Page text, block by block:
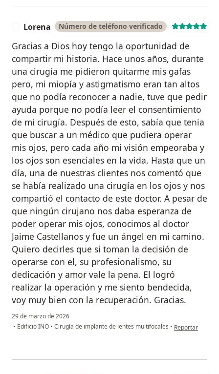
Lorena Número de teléfono verificado
Gracias a Dios hoy tengo la oportunidad de
compartir mi historia. Hace unos años, durante
una cirugía me pidieron quitarme mis gafas
pero, mi miopía y astigmatismo eran tan altos
que no podía reconocer a nadie, tuve que pedir
ayuda porque no podía leer el consentimiento
de mi cirugía. Después de esto, sabía que tenia
que buscar a un médico que pudiera operar
mis ojos, pero cada año mi visión empeoraba y
los ojos son esenciales en la vida. Hasta que un
día, una de nuestras clientes nos comentó que
se había realizado una cirugía en los ojos y nos
compartió el contacto de este doctor. A pesar de
que ningún cirujano nos daba esperanza de
poder operar mis ojos, conocimos al doctor
Jaime Castellanos y fue un ángel en mi camino.
Quiero decirles que si toman la decisión de
operarse con el, su profesionalismo, su
dedicación y amor vale la pena. El logró
realizar la operación y me siento bendecida,
voy muy bien con la recuperación. Gracias.
29 de marzo de 2026
• Edificio INO • Cirugía de implante de lentes multifocales • en opinión del
Reportar